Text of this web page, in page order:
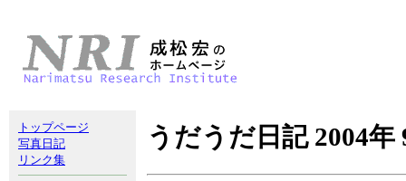
トップページ
写真日記
リンク集
うだうだ日記 2004年